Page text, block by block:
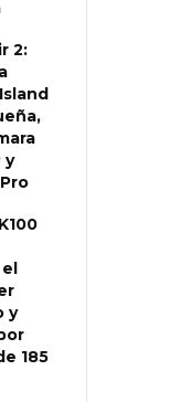
2:
y
y
185